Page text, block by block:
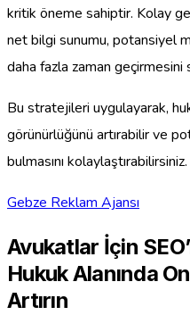
kritik öneme sahiptir. Kolay
net bilgi sunumu, potansiyel
daha fazla zaman geçirmesini
Bu stratejileri uygulayarak,
görünürlüğünü artırabilir ve
bulmasını kolaylaştırabilirsiniz.
Gebze Reklam Ajansı
Avukatlar İçin
Hukuk Alanında
Artırın